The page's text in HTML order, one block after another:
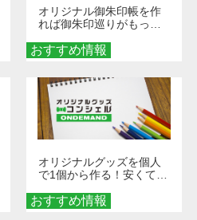
おすすめ情報
オリジナル御朱印帳を作
れば御朱印巡りがもっと
ダーメイドする魅力と選
び方
おすすめ情報
オリジナルグッズを個人
で1個から作る！安くて簡
秘訣